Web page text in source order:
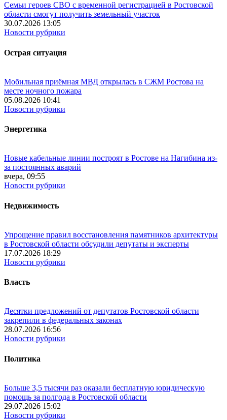
Семьи героев СВО с временной регистрацией в Ростовской
области смогут получить земельный участок
30.07.2026 13:05
Новости рубрики
Острая ситуация
Мобильная приёмная МВД открылась в СЖМ Ростова на
месте ночного пожара
05.08.2026 10:41
Новости рубрики
Энергетика
Новые кабельные линии построят в Ростове на Нагибина из-
за постоянных аварий
вчера, 09:55
Новости рубрики
Недвижимость
Упрощение правил восстановления памятников архитектуры
в Ростовской области обсудили депутаты и эксперты
17.07.2026 18:29
Новости рубрики
Власть
Десятки предложений от депутатов Ростовской области
закрепили в федеральных законах
28.07.2026 16:56
Новости рубрики
Политика
Больше 3,5 тысячи раз оказали бесплатную юридическую
помощь за полгода в Ростовской области
29.07.2026 15:02
Новости рубрики